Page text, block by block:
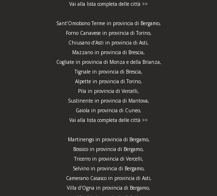
Vai alla lista completa delle città >>
Sant’Omobono Terme in provincia di Bergamo,
Forno Canavese in provincia di Torino,
Chiusano d’Asti in provincia di Asti,
Mazzano in provincia di Brescia,
Cogliate in provincia di Monza e della Brianza,
Tignale in provincia di Brescia,
Alpette in provincia di Torino,
Pila in provincia di Vercelli,
Sustinente in provincia di Mantova,
Gaiola in provincia di Cuneo,
Vai alla lista completa delle città >>
Martinengo in provincia di Bergamo,
Bossico in provincia di Bergamo,
Tricerro in provincia di Vercelli,
Selvino in provincia di Bergamo,
Camerano Casasco in provincia di Asti,
Villa d’Ogna in provincia di Bergamo,